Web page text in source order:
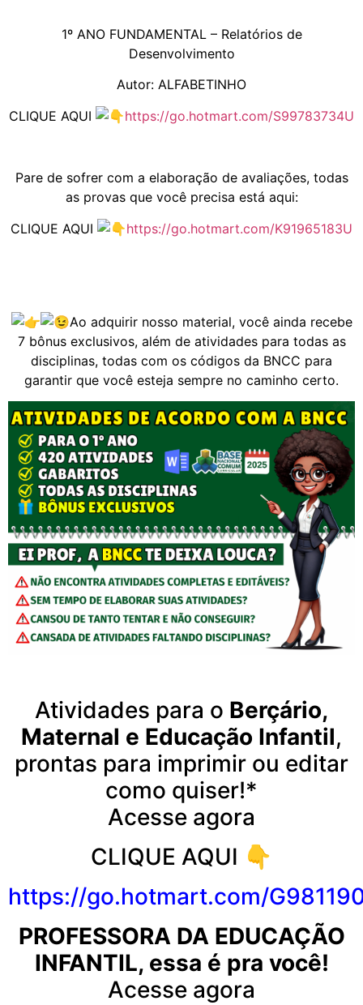
1º ANO FUNDAMENTAL – Relatórios de
Desenvolvimento
Autor: ALFABETINHO
CLIQUE AQUI
https://go.hotmart.com/S99783734U
Pare de sofrer com a elaboração de avaliações, todas
as provas que você precisa está aqui:
CLIQUE AQUI
https://go.hotmart.com/K91965183U
Ao adquirir nosso material, você ainda recebe
7 bônus exclusivos, além de atividades para todas as
disciplinas, todas com os códigos da BNCC para
garantir que você esteja sempre no caminho certo.
Atividades para o Berçário,
Maternal e Educação Infantil,
prontas para imprimir ou editar
como quiser!*
Acesse agora
CLIQUE AQUI 👇
https://go.hotmart.com/
PROFESSORA DA EDUCAÇÃO
INFANTIL, essa é pra você!
Acesse agora